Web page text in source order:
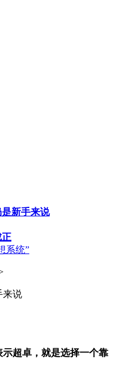
新手来说
正
系统”
来说
超卓，就是选择一个靠